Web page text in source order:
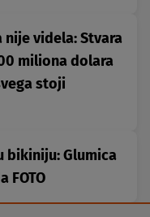
nije videla: Stvara
miliona dolara
stoji
bikiniju: Glumica
FOTO